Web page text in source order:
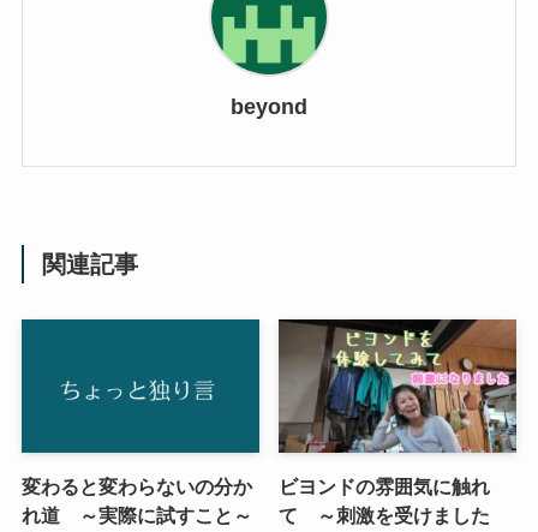
beyond
関連記事
変わると変わらないの分か
れ道 ～実際に試すこと～
ビヨンドの雰囲気に触れ
て ～刺激を受けました